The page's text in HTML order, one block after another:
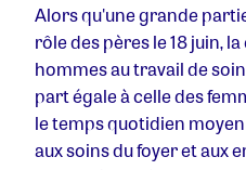
Alors qu'une grande
rôle des pères le 18 juin,
hommes au travail de
part égale à celle des
le temps quotidien
aux soins du foyer et aux